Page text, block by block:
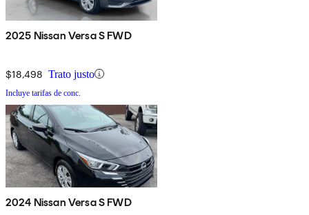
2025 Nissan Versa S FWD
$18,498 Trato justo
Incluye tarifas de conc.
2024 Nissan Versa S FWD